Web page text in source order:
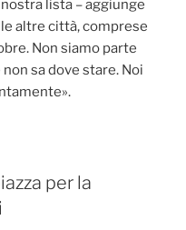
lista – aggiunge
altre città, comprese
Non siamo parte
sa dove stare. Noi
per la